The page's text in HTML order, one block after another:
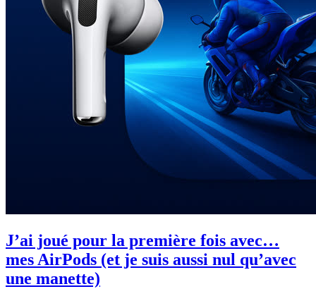
J’ai joué pour la première fois avec…
mes AirPods (et je suis aussi nul qu’avec
une manette)